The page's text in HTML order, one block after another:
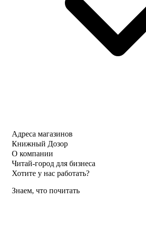
Адреса магазинов
Книжный Дозор
О компании
Читай-город для бизнеса
Хотите у нас работать?
Знаем, что почитать